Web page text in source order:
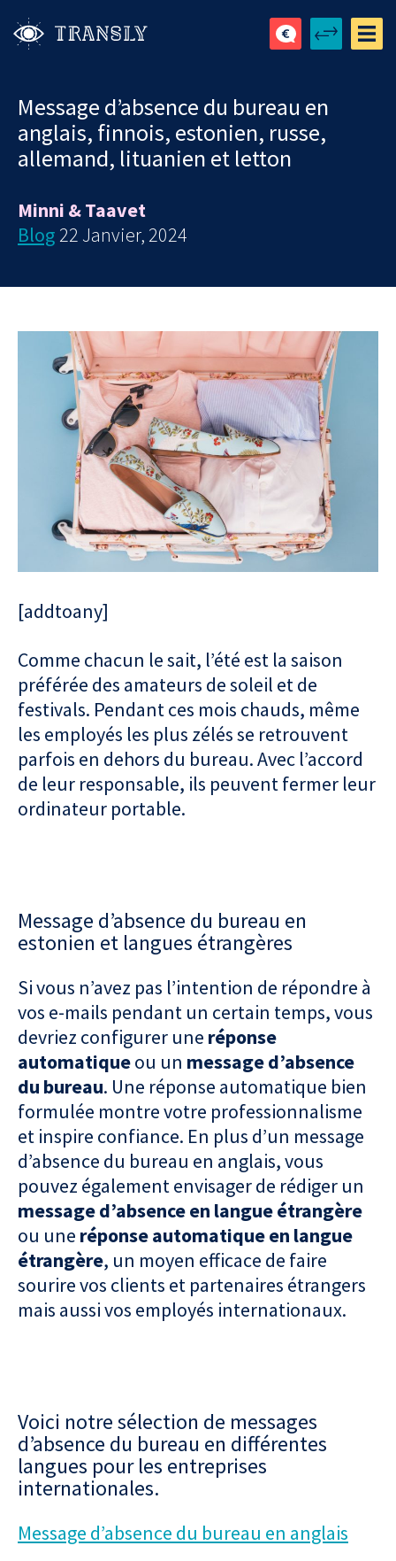
Message d’absence du bureau en
anglais, finnois, estonien, russe,
allemand, lituanien et letton
Minni & Taavet
Blog 22 Janvier, 2024
[addtoany]
Comme chacun le sait, l’été est la saison
préférée des amateurs de soleil et de
festivals. Pendant ces mois chauds, même
les employés les plus zélés se retrouvent
parfois en dehors du bureau. Avec l’accord
de leur responsable, ils peuvent fermer leur
ordinateur portable.
Message d’absence du bureau en
estonien et langues étrangères
Si vous n’avez pas l’intention de répondre à
vos e-mails pendant un certain temps, vous
devriez configurer une réponse
automatiqueou un message d’absence
du bureau. Une réponse automatique bien
formulée montre votre professionnalisme
et inspire confiance. En plus d’un message
d’absence du bureau en anglais, vous
pouvez également envisager de rédiger un
message d’absence en langue étrangère
ou une réponse automatique en langue
étrangère, un moyen efficace de faire
sourire vos clients et partenaires étrangers
mais aussi vos employés internationaux.
Voici notre sélection de messages
d’absence du bureau en différentes
langues pour les entreprises
internationales.
Message d’absence du bureau en anglais